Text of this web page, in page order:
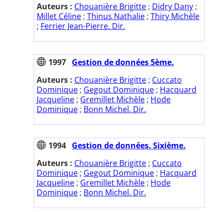
Auteurs : Chouanière Brigitte ; Didry Dany ;
Millet Céline ; Thinus Nathalie ; Thiry Michèle
; Ferrier Jean-Pierre. Dir.
1997 Gestion de données 5ème.
Auteurs : Chouanière Brigitte ; Cuccato
Dominique ; Gegout Dominique ; Hacquard
Jacqueline ; Gremillet Michèle ; Hode
Dominique ; Bonn Michel. Dir.
1994 Gestion de données. Sixième.
Auteurs : Chouanière Brigitte ; Cuccato
Dominique ; Gegout Dominique ; Hacquard
Jacqueline ; Gremillet Michèle ; Hode
Dominique ; Bonn Michel. Dir.